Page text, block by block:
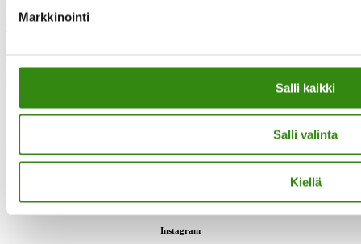
Markkinointi
Salli kaikki
Salli valinta
Kiellä
Tukihenkilöiden tupa
Evästeet
”Maaseudun tukihenkilö on arjen rinnalla kulkija, huolien kuuntelija
sekä keskusteluavun antaja.”
Instagram